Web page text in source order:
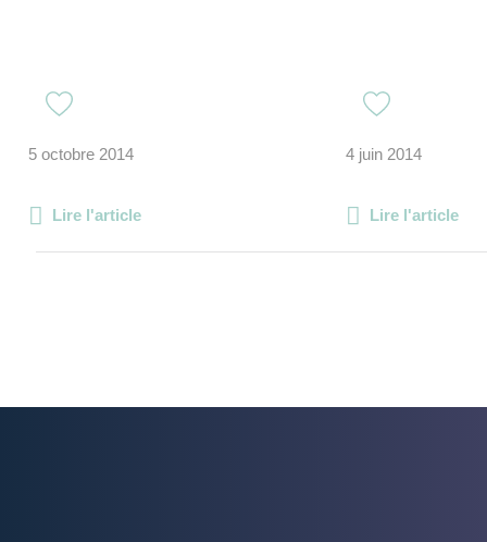
5 octobre 2014
Lire l'article
4 juin 2014
Lire l'article